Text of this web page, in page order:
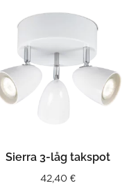
Sierra 3-låg takspot
42,40 €